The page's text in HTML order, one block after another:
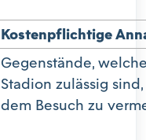
Kostenpflichtige
Gegenstände,
Stadion zulässig
dem Besuch zu